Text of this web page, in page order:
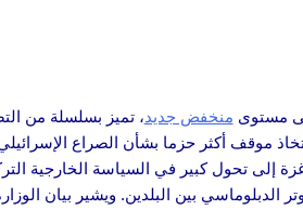
مستوى منخفض جديد، تميز بسلسلة من
موقف أكثر حزما بشأن الصراع
إلى تحول كبير في السياسة الخارجية
الدبلوماسي بين البلدين. ويشير بيان